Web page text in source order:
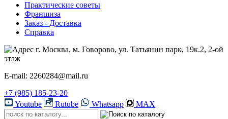
Практические советы
Франшиза
Заказ - Доставка
Справка
г. Москва, м. Говорово, ул. Татьянин парк, 19к.2, 2-ой
этаж
E-mail: 2260284@mail.ru
+7 (985) 185-23-20
Youtube
Rutube Whatsapp MAX